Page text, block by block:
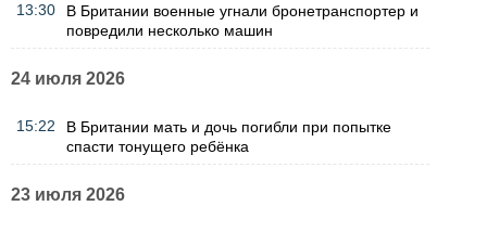
13:30
В Британии военные угнали бронетранспортер и
повредили несколько машин
24 июля 2026
15:22
В Британии мать и дочь погибли при попытке
спасти тонущего ребёнка
23 июля 2026